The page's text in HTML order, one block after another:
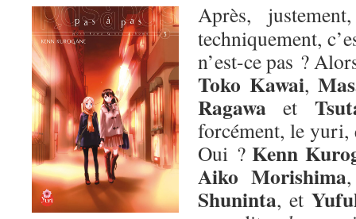
Après,
techniquement,
n’est-ce pas ?
Toko Kawai,
Ragawa et
forcément, le yuri,
Oui ?Kenn
Aiko Morishima
Shuninta, et